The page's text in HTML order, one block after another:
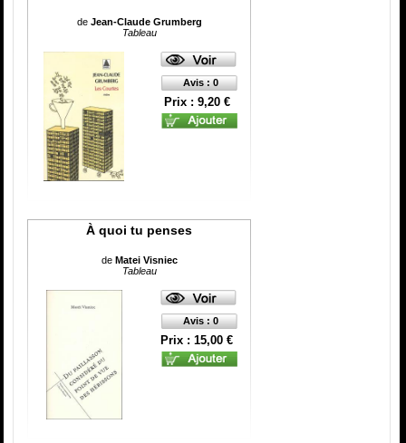
de Jean-Claude Grumberg
Tableau
Avis : 0
Prix : 9,20 €
À quoi tu penses
de Matei Visniec
Tableau
Avis : 0
Prix : 15,00 €